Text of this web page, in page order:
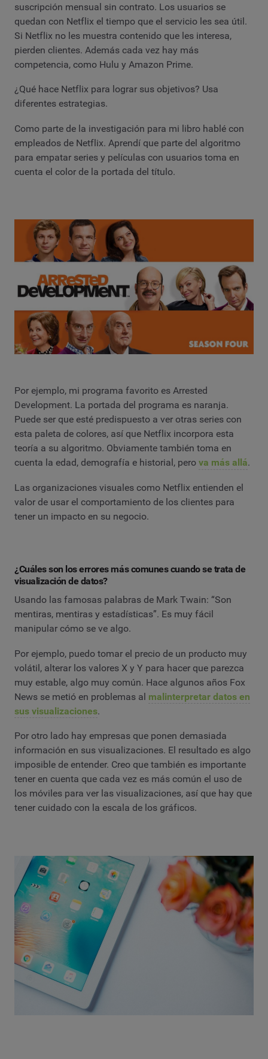
suscripción mensual sin contrato. Los usuarios se
quedan con Netflix el tiempo que el servicio les sea útil.
Si Netflix no les muestra contenido que les interesa,
pierden clientes. Además cada vez hay más
competencia, como Hulu y Amazon Prime.
¿Qué hace Netflix para lograr sus objetivos? Usa
diferentes estrategias.
Como parte de la investigación para mi libro hablé con
empleados de Netflix. Aprendí que parte del algoritmo
para empatar series y películas con usuarios toma en
cuenta el color de la portada del título.
Por ejemplo, mi programa favorito es Arrested
Development. La portada del programa es naranja.
Puede ser que esté predispuesto a ver otras series con
esta paleta de colores, así que Netflix incorpora esta
teoría a su algoritmo. Obviamente también toma en
cuenta la edad, demografía e historial, pero va más allá.
Las organizaciones visuales como Netflix entienden el
valor de usar el comportamiento de los clientes para
tener un impacto en su negocio.
¿Cuáles son los errores más comunes cuando se trata de
visualización de datos?
Usando las famosas palabras de Mark Twain: “Son
mentiras, mentiras y estadísticas”. Es muy fácil
manipular cómo se ve algo.
Por ejemplo, puedo tomar el precio de un producto muy
volátil, alterar los valores X y Y para hacer que parezca
muy estable, algo muy común. Hace algunos años Fox
News se metió en problemas al malinterpretar datos en
sus visualizaciones.
Por otro lado hay empresas que ponen demasiada
información en sus visualizaciones. El resultado es algo
imposible de entender. Creo que también es importante
tener en cuenta que cada vez es más común el uso de
los móviles para ver las visualizaciones, así que hay que
tener cuidado con la escala de los gráficos.